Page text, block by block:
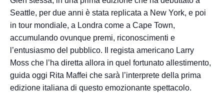
Seattle, per due anni è stata replicata a New York, e poi
in tour mondiale, a Londra come a Cape Town,
accumulando ovunque premi, riconoscimenti e
l’entusiasmo del pubblico. Il regista americano Larry
Moss che l’ha diretta allora in quel fortunato allestimento,
guida oggi Rita Maffei che sarà l’interprete della prima
edizione italiana di questo emozionante spettacolo.